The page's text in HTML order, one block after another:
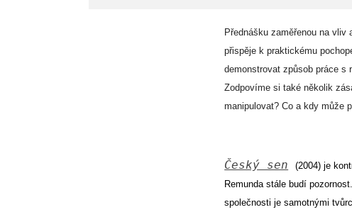
Přednášku zaměřenou na
přispěje k praktickému
demonstrovat způsob práce
Zodpovíme si také několik
manipulovat? Co a kdy může
Český sen
(2004) je
Remunda stále budí
společnosti je samotnými